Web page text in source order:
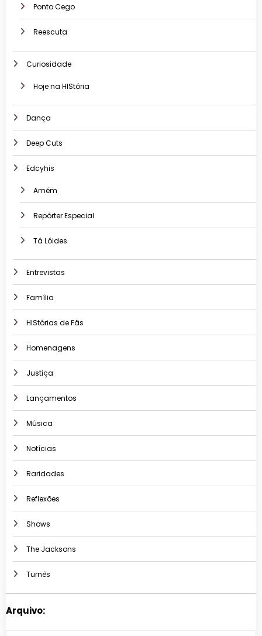
Ponto Cego
Reescuta
Curiosidade
Hoje na HIStória
Dança
Deep Cuts
Edcyhis
Amém
Repórter Especial
Tá Lóides
Entrevistas
Família
HIStórias de Fãs
Homenagens
Justiça
Lançamentos
Música
Notícias
Raridades
Reflexões
Shows
The Jacksons
Turnês
Arquivo: